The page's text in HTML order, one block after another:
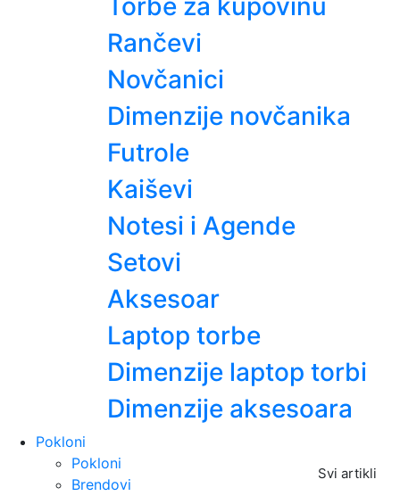
Torbe za kupovinu
Rančevi
Novčanici
Dimenzije novčanika
Futrole
Kaiševi
Notesi i Agende
Setovi
Aksesoar
Laptop torbe
Dimenzije laptop torbi
Dimenzije aksesoara
Pokloni
Svi artikli
Pokloni
Brendovi